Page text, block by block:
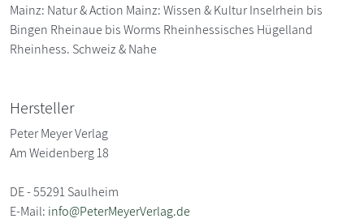
Mainz: Natur & Action Mainz: Wissen & Kultur Inselrhein bis
Bingen Rheinaue bis Worms Rheinhessisches Hügelland
Rheinhess. Schweiz & Nahe
Hersteller
Peter Meyer Verlag
Am Weidenberg 18
DE - 55291 Saulheim
E-Mail: info@PeterMeyerVerlag.de